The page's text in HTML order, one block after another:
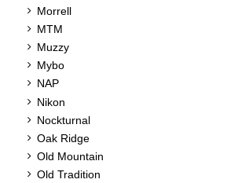
Morrell
MTM
Muzzy
Mybo
NAP
Nikon
Nockturnal
Oak Ridge
Old Mountain
Old Tradition